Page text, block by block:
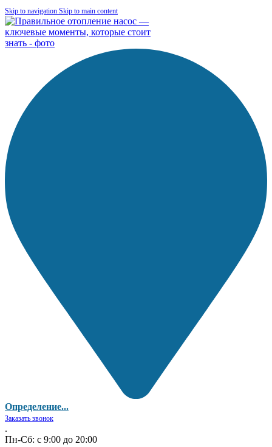
Skip to navigation Skip to main content
Определение...
Заказать звонок
.
Пн-Сб: с 9:00 до 20:00